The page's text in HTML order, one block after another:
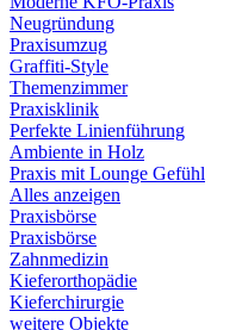
Neugründung
Praxisumzug
Graffiti-Style
Themenzimmer
Praxisklinik
Perfekte Linienführung
Ambiente in Holz
Praxis mit Lounge Gefühl
Alles anzeigen
Praxisbörse
Praxisbörse
Zahnmedizin
Kieferorthopädie
Kieferchirurgie
weitere Objekte